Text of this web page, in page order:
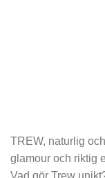
TREW, naturlig
glamour och riktig